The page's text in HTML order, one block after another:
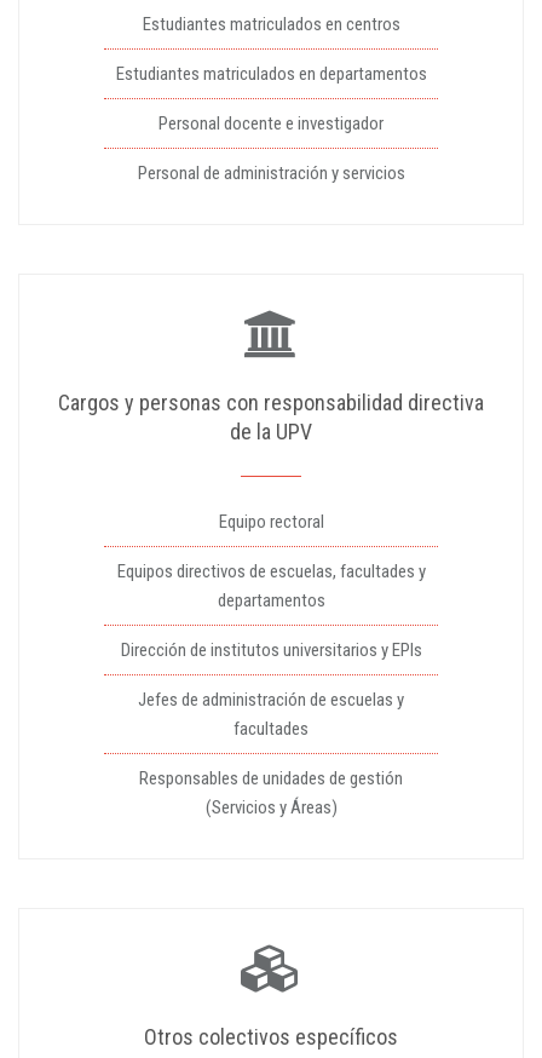
Estudiantes matriculados en centros
Estudiantes matriculados en departamentos
Personal docente e investigador
Personal de administración y servicios
Cargos y personas con responsabilidad directiva
de la UPV
Equipo rectoral
Equipos directivos de escuelas, facultades y
departamentos
Dirección de institutos universitarios y EPIs
Jefes de administración de escuelas y
facultades
Responsables de unidades de gestión
(Servicios y Áreas)
Otros colectivos específicos